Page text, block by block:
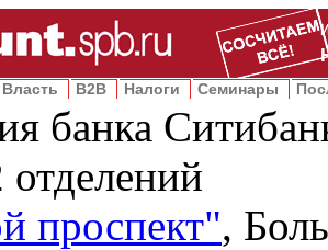
Власть B2B Налоги Семинары
банка
отделений
проспект",